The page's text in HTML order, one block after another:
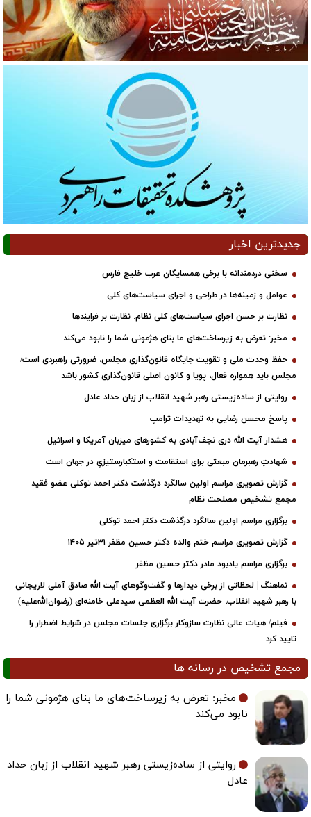
جدیدترین اخبار
سخنی دردمندانه با برخی همسایگان عرب خلیج فارس
عوامل و زمینه‌ها در طراحی و اجرای سیاست‌های کلی
نظارت بر حسن اجرای سیاست‌های کلی نظام: نظارت بر فرایندها
مخبر: تعرض به زیرساخت‌های ما بنای هژمونی شما را نابود می‌کند
حفظ وحدت ملی و تقویت جایگاه قانون‌گذاری مجلس، ضرورتی راهبردی است/
مجلس باید همواره فعال، پویا و کانون اصلی قانون‌گذاری کشور باشد
روایتی از ساده‌زیستی رهبر شهید انقلاب از زبان حداد عادل
پاسخ محسن رضایی به تهدیدات ترامپ
هشدار آیت الله دری نجف‌آبادی به کشورهای میزبان آمریکا و اسرائیل
شهادتِ رهبرمان مبعثی برای استقامت و استکبارستیزیِ در جهان است
گزارش تصویری مراسم اولین سالگرد درگذشت دکتر احمد توکلی عضو فقید
مجمع تشخیص مصلحت نظام
برگزاری مراسم اولین سالگرد درگذشت دکتر احمد توکلی
گزارش تصویری مراسم ختم والده دکتر حسین مظفر ۳۱تیر ۱۴۰۵
برگزاری مراسم یادبود مادر دکتر حسین مظفر
نماهنگ | لحظاتی از برخی دیدارها و گفت‌وگوهای آیت ‌الله صادق آملی لاریجانی
با رهبر شهید انقلاب، حضرت آیت‌ الله العظمی سیدعلی خامنه‌ای (رضوان‌الله‌علیه)
فیلم/ هیات عالی نظارت سازوکار برگزاری جلسات مجلس در شرایط اضطرار را
تایید کرد
مجمع تشخیص در رسانه ها
مخبر: تعرض به زیرساخت‌های ما بنای هژمونی شما را
نابود می‌کند
روایتی از ساده‌زیستی رهبر شهید انقلاب از زبان حداد
عادل